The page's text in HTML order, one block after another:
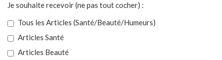
Je souhaite recevoir (ne pas tout cocher) :
Tous les Articles (Santé/Beauté/Humeurs)
Articles Santé
Articles Beauté